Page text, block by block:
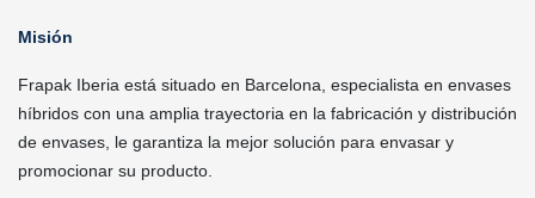
Misión
Frapak Iberia está situado en Barcelona, especialista en envases
híbridos con una amplia trayectoria en la fabricación y distribución
de envases, le garantiza la mejor solución para envasar y
promocionar su producto.